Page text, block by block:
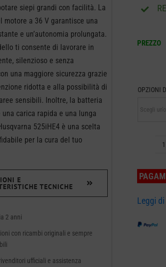
siepi grandi con facilità. La
motore a 36 V garantisce una
e un’autonomia prolungata.
ti consente di lavorare in
silenzioso e senza
una maggiore sicurezza grazie
ridotta e alla possibilità di
sensibili. Inoltre, la batteria
una carica rapida e una lunga
525iHE4 è una scelta
per la cura del tuo
E
TECNICHE
2 anni
con ricambi originali e sempre
ufficiali e assistenza
PREZZO
OPZIONI
Leggi